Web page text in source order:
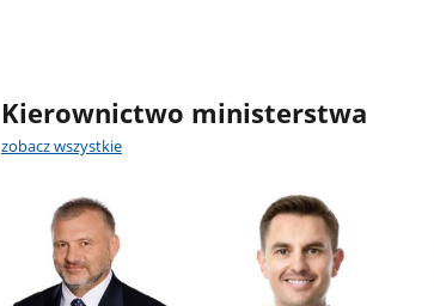
Kierownictwo ministerstwa
zobacz wszystkie